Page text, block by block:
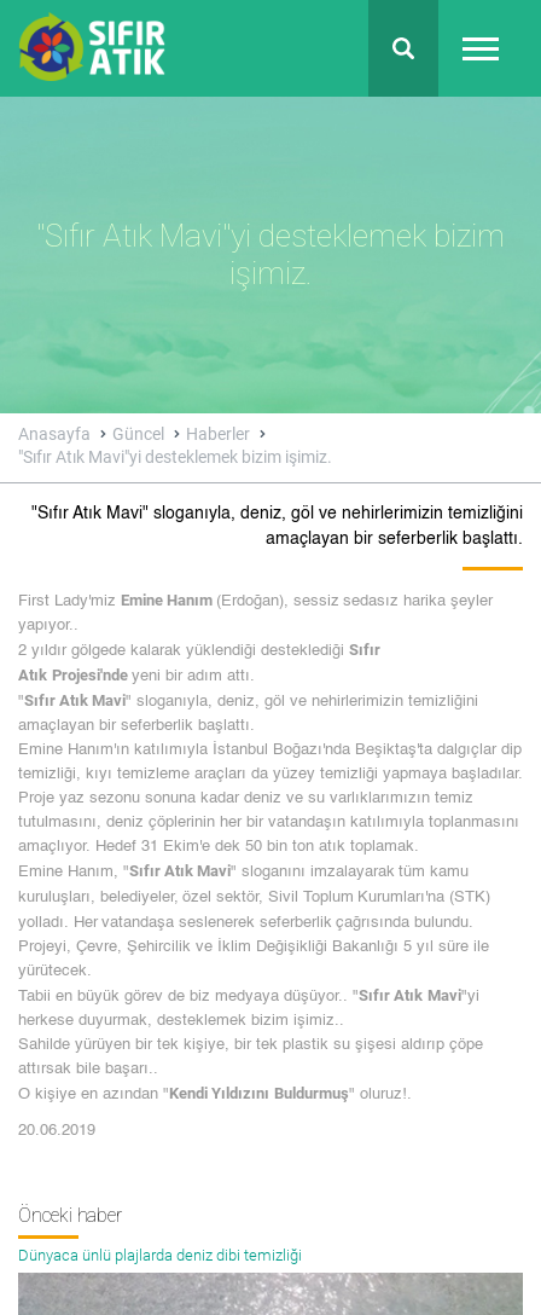
"Sıfır Atık Mavi"yi desteklemek bizim
işimiz.
Anasayfa Güncel
Haberler
"Sıfır Atık Mavi"yi desteklemek bizim işimiz.
"Sıfır Atık Mavi" sloganıyla, deniz, göl ve nehirlerimizin temizliğini
amaçlayan bir seferberlik başlattı.
First Lady'miz Emine Hanım (Erdoğan), sessiz sedasız harika şeyler
yapıyor..
2 yıldır gölgede kalarak yüklendiği desteklediği Sıfır
Atık Projesi'nde yeni bir adım attı.
"Sıfır Atık Mavi" sloganıyla, deniz, göl ve nehirlerimizin temizliğini
amaçlayan bir seferberlik başlattı.
Emine Hanım'ın katılımıyla İstanbul Boğazı'nda Beşiktaş'ta dalgıçlar dip
temizliği, kıyı temizleme araçları da yüzey temizliği yapmaya başladılar.
Proje yaz sezonu sonuna kadar deniz ve su varlıklarımızın temiz
tutulmasını, deniz çöplerinin her bir vatandaşın katılımıyla toplanmasını
amaçlıyor. Hedef 31 Ekim'e dek 50 bin ton atık toplamak.
Emine Hanım, "Sıfır Atık Mavi" sloganını imzalayarak tüm kamu
kuruluşları, belediyeler, özel sektör, Sivil Toplum Kurumları'na (STK)
yolladı. Her vatandaşa seslenerek seferberlik çağrısında bulundu.
Projeyi, Çevre, Şehircilik ve İklim Değişikliği Bakanlığı 5 yıl süre ile
yürütecek.
Tabii en büyük görev de biz medyaya düşüyor.. "Sıfır Atık Mavi"yi
herkese duyurmak, desteklemek bizim işimiz..
Sahilde yürüyen bir tek kişiye, bir tek plastik su şişesi aldırıp çöpe
attırsak bile başarı..
O kişiye en azından "Kendi Yıldızını Buldurmuş" oluruz!.
20.06.2019
Önceki haber
Dünyaca ünlü plajlarda deniz dibi temizliği